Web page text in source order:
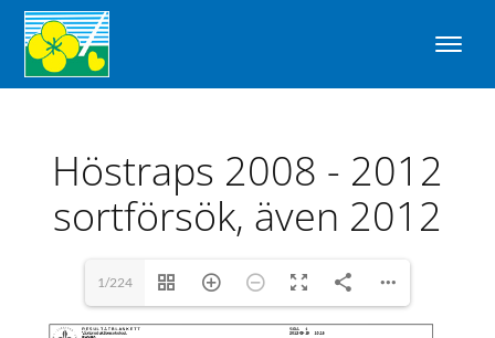
Höstraps 2008 - 2012
sortförsök, även 2012
1/224